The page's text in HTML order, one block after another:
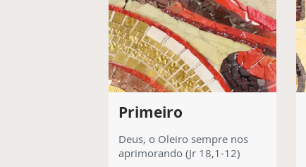
Primeiro
Deus, o Oleiro sempre nos
aprimorando (Jr 18,1-12)